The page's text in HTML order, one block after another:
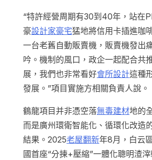
“特許經營周期有30到40年，站在
豪設計家豪宅猛地將信用卡插進咖
一台老舊自動販賣機，販賣機發出
吟。機制的風口，政企一起配合共
展，我們也非常看好會所設計這種
發展。”項目實施方相關負責人說。
鶴龍項目并非憑空落無毒建材地的
而是廣州環衛智能化、循環化改造
結果。2025老屋翻新年8月，白云
國首座“分揀+壓縮”一體化聰明渣